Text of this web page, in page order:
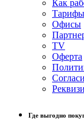
Как
Тарифы
Офисы
TV
Оферта
Где выгодно